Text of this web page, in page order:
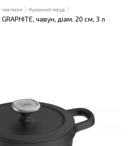
магазин Кухонний посуд
чавун, діам. 20 см, 3 л